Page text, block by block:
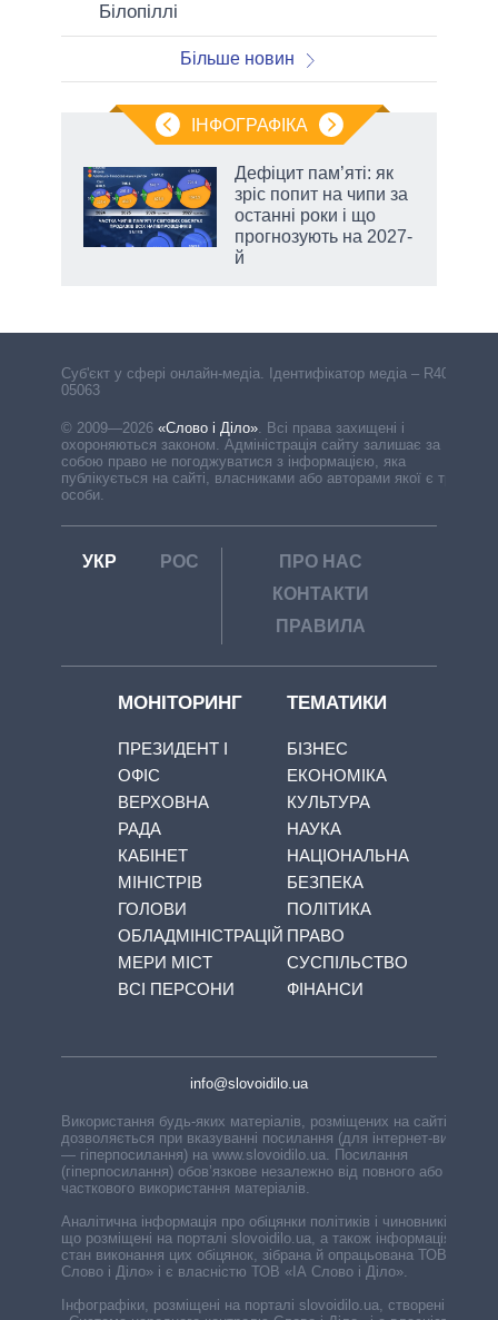
Білопіллі
Більше новин
ІНФОГРАФІКА
Дефіцит пам’яті: як
зріс попит на чипи за
останні роки і що
прогнозують на 2027-
й
Cуб'єкт у сфері онлайн-медіа. Ідентифікатор медіа – R40-
05063
© 2009—2026 «Слово і Діло». Всі права захищені і
охороняються законом. Адміністрація сайту залишає за
собою право не погоджуватися з інформацією, яка
публікується на сайті, власниками або авторами якої є треті
особи.
УКР РОС
ПРО НАС
КОНТАКТИ
ПРАВИЛА
МОНІТОРИНГ
ПРЕЗИДЕНТ І
ОФІС
ВЕРХОВНА
РАДА
КАБІНЕТ
МІНІСТРІВ
ГОЛОВИ
ОБЛАДМІНІСТРАЦІЙ
МЕРИ МІСТ
ВСІ ПЕРСОНИ
ТЕМАТИКИ
БІЗНЕС
ЕКОНОМІКА
КУЛЬТУРА
НАУКА
НАЦІОНАЛЬНА
БЕЗПЕКА
ПОЛІТИКА
ПРАВО
СУСПІЛЬСТВО
ФІНАНСИ
info@slovoidilo.ua
Використання будь-яких матеріалів, розміщених на сайті,
дозволяється при вказуванні посилання (для інтернет-видань
— гіперпосилання) на www.slovoidilo.ua. Посилання
(гіперпосилання) обов’язкове незалежно від повного або
часткового використання матеріалів.
Аналітична інформація про обіцянки політиків і чиновників,
що розміщені на порталі slovoidilo.ua, а також інформація про
стан виконання цих обіцянок, зібрана й опрацьована ТОВ «ІА
Слово і Діло» і є власністю ТОВ «ІА Слово і Діло».
Інфографіки, розміщені на порталі slovoidilo.ua, створені ГО